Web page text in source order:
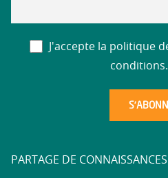
J'accepte la politique
PARTAGE DE CONNAISSANCES